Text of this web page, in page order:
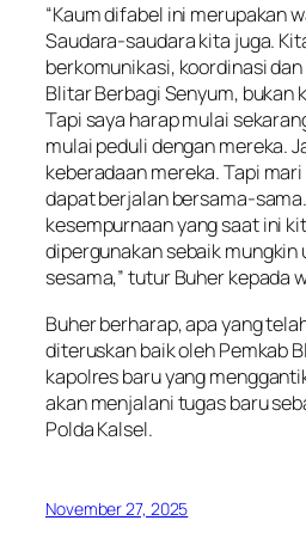
“Kaum difabel ini merupakan
Saudara-saudara kita juga.
berkomunikasi, koordinasi
Blitar Berbagi Senyum, bukan
Tapi saya harap mulai
mulai peduli dengan mereka.
keberadaan mereka. Tapi
dapat berjalan bersama-
kesempurnaan yang saat ini
dipergunakan sebaik
sesama,” tutur Buher kepada
Buher berharap, apa yang
diteruskan baik oleh Pemkab
kapolres baru yang
akan menjalani tugas baru
Polda Kalsel.
November 27, 2025